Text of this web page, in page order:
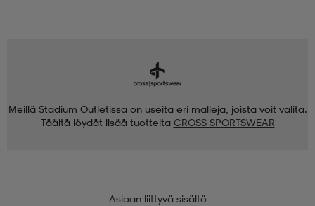
Meillä Stadium Outletissa on useita eri malleja, joista voit valita.
Täältä löydät lisää tuotteita CROSS SPORTSWEAR
Asiaan liittyvä sisältö